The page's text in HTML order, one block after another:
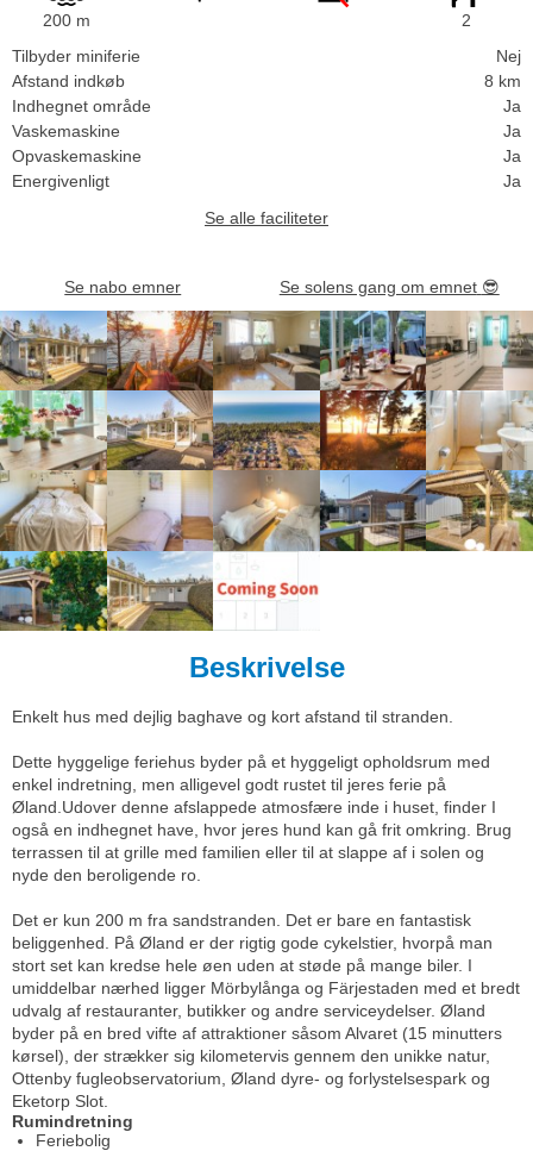
200 m
2
Tilbyder miniferie
Nej
Afstand indkøb
8 km
Indhegnet område
Ja
Vaskemaskine
Ja
Opvaskemaskine
Ja
Energivenligt
Ja
Se alle faciliteter
Se nabo emner Se solens gang om emnet 😎
Beskrivelse
Enkelt hus med dejlig baghave og kort afstand til stranden.
Dette hyggelige feriehus byder på et hyggeligt opholdsrum med
enkel indretning, men alligevel godt rustet til jeres ferie på
Øland.Udover denne afslappede atmosfære inde i huset, finder I
også en indhegnet have, hvor jeres hund kan gå frit omkring. Brug
terrassen til at grille med familien eller til at slappe af i solen og
nyde den beroligende ro.
Det er kun 200 m fra sandstranden. Det er bare en fantastisk
beliggenhed. På Øland er der rigtig gode cykelstier, hvorpå man
stort set kan kredse hele øen uden at støde på mange biler. I
umiddelbar nærhed ligger Mörbylånga og Färjestaden med et bredt
udvalg af restauranter, butikker og andre serviceydelser. Øland
byder på en bred vifte af attraktioner såsom Alvaret (15 minutters
kørsel), der strækker sig kilometervis gennem den unikke natur,
Ottenby fugleobservatorium, Øland dyre- og forlystelsespark og
Eketorp Slot.
Rumindretning
Feriebolig